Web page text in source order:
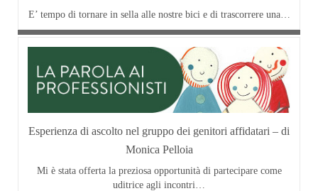
E’ tempo di tornare in sella alle nostre bici e di trascorrere una…
Esperienza di ascolto nel gruppo dei genitori affidatari – di
Monica Pelloia
Mi è stata offerta la preziosa opportunità di partecipare come
uditrice agli incontri…